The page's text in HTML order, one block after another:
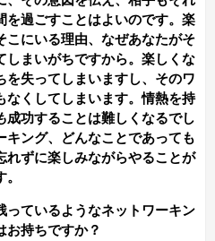
を過ごすことはよいのです。楽
こにいる理由、なぜあなたがそ
まいがちですから。楽しくな
失ってしまいますし、そのワ
なくしてしまいます。情熱を持
成功することは難しくなるでし
キング、どんなことであっても
ずに楽しみながらやることが
ているようなネットワーキン
お持ちですか？